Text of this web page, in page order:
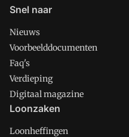
Snel naar
Nieuws
Voorbeelddocumenten
Faq's
Verdieping
Digitaal magazine
Loonzaken
Loonheffingen